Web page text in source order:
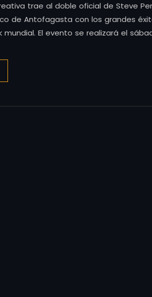
trae al doble oficial de Steve
de Antofagasta con los grandes
mundial. El evento se realizará el